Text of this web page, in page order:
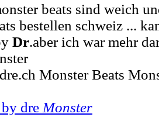
beats sind weich
bestellen schweiz ...
Dr.aber ich war mehr
Monster Beats
dre Monster